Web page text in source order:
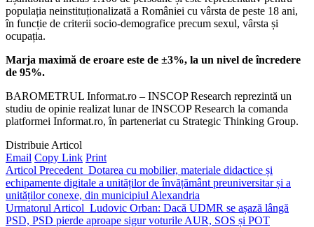
populația neinstituționalizată a României cu vârsta de peste 18 ani,
în funcție de criterii socio-demografice precum sexul, vârsta și
ocupația.
Marja maximă de eroare este de ±3%, la un nivel de încredere
de 95%.
BAROMETRUL Informat.ro – INSCOP Research reprezintă un
studiu de opinie realizat lunar de INSCOP Research la comanda
platformei Informat.ro, în parteneriat cu Strategic Thinking Group.
Distribuie Articol
Email Copy Link Print
Articol Precedent Dotarea cu mobilier, materiale didactice și
echipamente digitale a unităților de învățământ preuniversitar și a
unităților conexe, din municipiul Alexandria
Urmatorul Articol Ludovic Orban: Dacă UDMR se așază lângă
PSD, PSD pierde aproape sigur voturile AUR, SOS și POT